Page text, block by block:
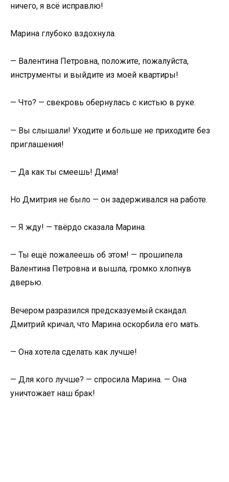
ничего, я всё исправлю!
Марина глубоко вздохнула.
— Валентина Петровна, положите, пожалуйста,
инструменты и выйдите из моей квартиры!
— Что? — свекровь обернулась с кистью в руке.
— Вы слышали! Уходите и больше не приходите без
приглашения!
— Да как ты смеешь! Дима!
Но Дмитрия не было — он задерживался на работе.
— Я жду! — твёрдо сказала Марина.
— Ты ещё пожалеешь об этом! — прошипела
Валентина Петровна и вышла, громко хлопнув
дверью.
Вечером разразился предсказуемый скандал.
Дмитрий кричал, что Марина оскорбила его мать.
— Она хотела сделать как лучше!
— Для кого лучше? — спросила Марина. — Она
уничтожает наш брак!